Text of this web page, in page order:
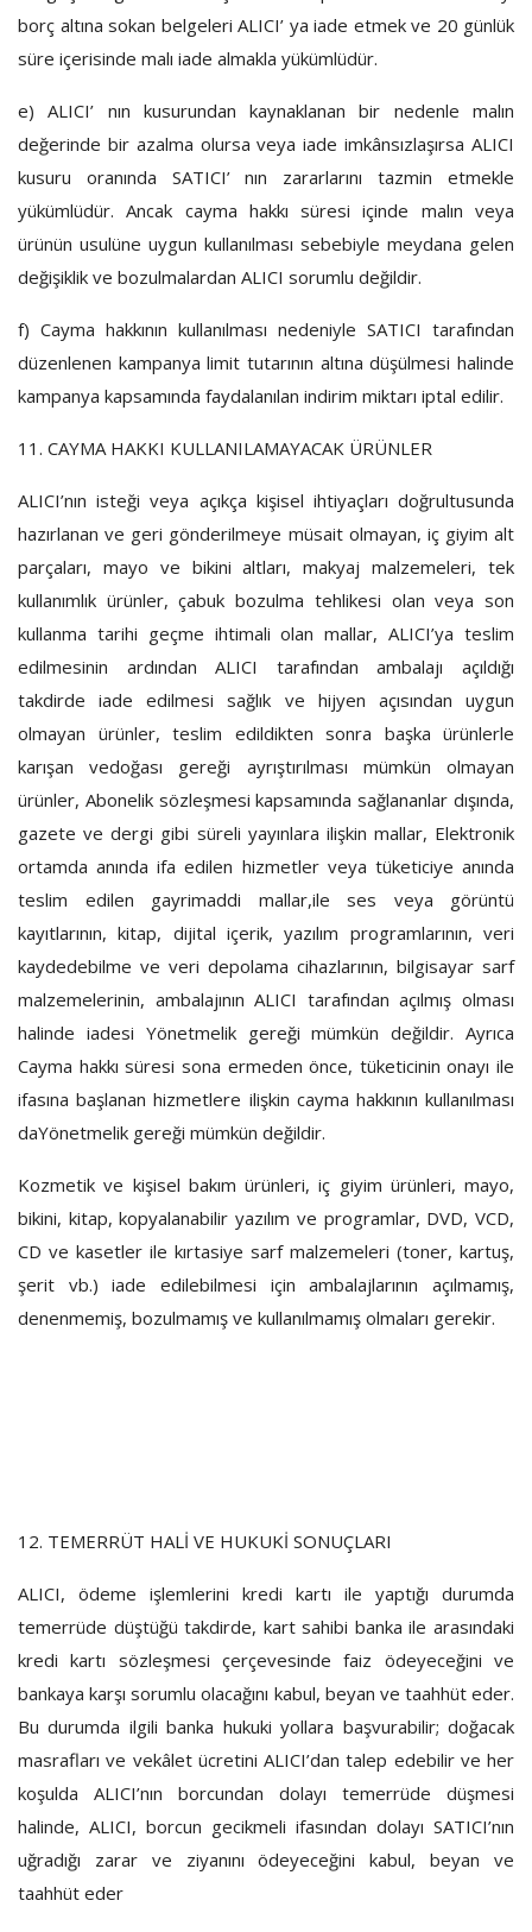
borç altına sokan belgeleri ALICI’ ya iade etmek ve 20 günlük
süre içerisinde malı iade almakla yükümlüdür.
e) ALICI’ nın kusurundan kaynaklanan bir nedenle malın
değerinde bir azalma olursa veya iade imkânsızlaşırsa ALICI
kusuru oranında SATICI’ nın zararlarını tazmin etmekle
yükümlüdür. Ancak cayma hakkı süresi içinde malın veya
ürünün usulüne uygun kullanılması sebebiyle meydana gelen
değişiklik ve bozulmalardan ALICI sorumlu değildir.
f) Cayma hakkının kullanılması nedeniyle SATICI tarafından
düzenlenen kampanya limit tutarının altına düşülmesi halinde
kampanya kapsamında faydalanılan indirim miktarı iptal edilir.
11. CAYMA HAKKI KULLANILAMAYACAK ÜRÜNLER
ALICI’nın isteği veya açıkça kişisel ihtiyaçları doğrultusunda
hazırlanan ve geri gönderilmeye müsait olmayan, iç giyim alt
parçaları, mayo ve bikini altları, makyaj malzemeleri, tek
kullanımlık ürünler, çabuk bozulma tehlikesi olan veya son
kullanma tarihi geçme ihtimali olan mallar, ALICI’ya teslim
edilmesinin ardından ALICI tarafından ambalajı açıldığı
takdirde iade edilmesi sağlık ve hijyen açısından uygun
olmayan ürünler, teslim edildikten sonra başka ürünlerle
karışan vedoğası gereği ayrıştırılması mümkün olmayan
ürünler, Abonelik sözleşmesi kapsamında sağlananlar dışında,
gazete ve dergi gibi süreli yayınlara ilişkin mallar, Elektronik
ortamda anında ifa edilen hizmetler veya tüketiciye anında
teslim edilen gayrimaddi mallar,ile ses veya görüntü
kayıtlarının, kitap, dijital içerik, yazılım programlarının, veri
kaydedebilme ve veri depolama cihazlarının, bilgisayar sarf
malzemelerinin, ambalajının ALICI tarafından açılmış olması
halinde iadesi Yönetmelik gereği mümkün değildir. Ayrıca
Cayma hakkı süresi sona ermeden önce, tüketicinin onayı ile
ifasına başlanan hizmetlere ilişkin cayma hakkının kullanılması
daYönetmelik gereği mümkün değildir.
Kozmetik ve kişisel bakım ürünleri, iç giyim ürünleri, mayo,
bikini, kitap, kopyalanabilir yazılım ve programlar, DVD, VCD,
CD ve kasetler ile kırtasiye sarf malzemeleri (toner, kartuş,
şerit vb.) iade edilebilmesi için ambalajlarının açılmamış,
denenmemiş, bozulmamış ve kullanılmamış olmaları gerekir.
12. TEMERRÜT HALİ VE HUKUKİ SONUÇLARI
ALICI, ödeme işlemlerini kredi kartı ile yaptığı durumda
temerrüde düştüğü takdirde, kart sahibi banka ile arasındaki
kredi kartı sözleşmesi çerçevesinde faiz ödeyeceğini ve
bankaya karşı sorumlu olacağını kabul, beyan ve taahhüt eder.
Bu durumda ilgili banka hukuki yollara başvurabilir; doğacak
masrafları ve vekâlet ücretini ALICI’dan talep edebilir ve her
koşulda ALICI’nın borcundan dolayı temerrüde düşmesi
halinde, ALICI, borcun gecikmeli ifasından dolayı SATICI’nın
uğradığı zarar ve ziyanını ödeyeceğini kabul, beyan ve
taahhüt eder